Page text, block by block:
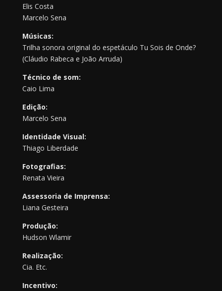
Elis Costa
Marcelo Sena
Músicas:
Trilha sonora original do espetáculo Tu Sois de Onde?
(Cláudio Rabeca e João Arruda)
Técnico de som:
Caio Lima
Edição:
Marcelo Sena
Identidade Visual:
Thiago Liberdade
Fotografias:
Renata Vieira
Assessoria de Imprensa:
Liana Gesteira
Produção:
Hudson Wlamir
Realização:
Cia. Etc.
Incentivo: